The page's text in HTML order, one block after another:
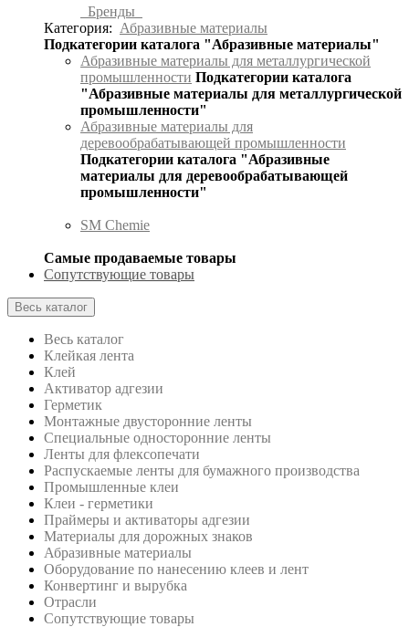
Бренды
Категория: Абразивные материалы
Подкатегории каталога "Абразивные материалы"
Абразивные материалы для металлургической
промышленности Подкатегории каталога
"Абразивные материалы для металлургической
промышленности"
Абразивные материалы для
деревообрабатывающей промышленности
Подкатегории каталога "Абразивные
материалы для деревообрабатывающей
промышленности"
SM Chemie
Самые продаваемые товары
Сопутствующие товары
Весь каталог
Весь каталог
Клейкая лента
Клей
Активатор адгезии
Герметик
Монтажные двусторонние ленты
Специальные односторонние ленты
Ленты для флексопечати
Распускаемые ленты для бумажного производства
Промышленные клеи
Клеи - герметики
Праймеры и активаторы адгезии
Материалы для дорожных знаков
Абразивные материалы
Оборудование по нанесению клеев и лент
Конвертинг и вырубка
Отрасли
Сопутствующие товары